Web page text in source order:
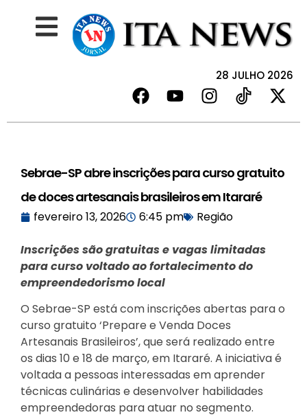
28 JULHO 2026
Sebrae-SP abre inscrições para curso gratuito
de doces artesanais brasileiros em Itararé
fevereiro 13, 2026 6:45 pm Região
Inscrições são gratuitas e vagas limitadas
para curso voltado ao fortalecimento do
empreendedorismo local
O Sebrae-SP está com inscrições abertas para o
curso gratuito ‘Prepare e Venda Doces
Artesanais Brasileiros’, que será realizado entre
os dias 10 e 18 de março, em Itararé. A iniciativa é
voltada a pessoas interessadas em aprender
técnicas culinárias e desenvolver habilidades
empreendedoras para atuar no segmento.